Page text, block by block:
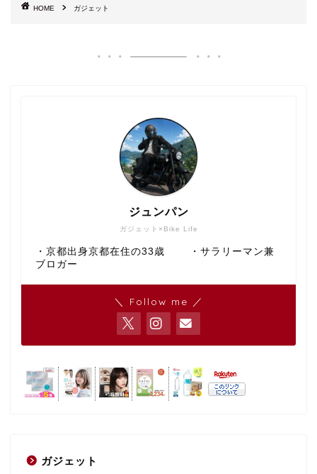
HOME ガジェット
ガジェット×Bike Life
ジュンパン
・京都出身京都在住の33歳 ・サラリーマン兼
ブロガー
＼ Follow me ／
ガジェット